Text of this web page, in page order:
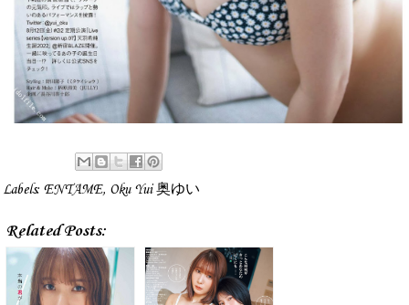
Labels: ENTAME, Oku Yui 奥ゆい
Related Posts: